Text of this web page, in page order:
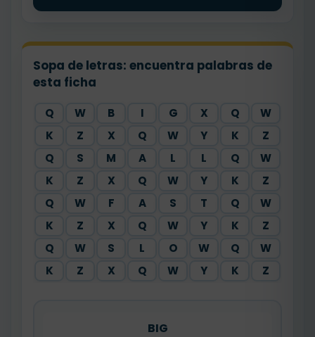
Sopa de letras: encuentra palabras de
esta ficha
Q W B I G X Q
W
K
Z X Q W Y K
Z
Q
S M A L L Q
W
K
Z X Q W Y K
Z
Q
W F A S T Q
W
K
Z X Q W Y K
Z
Q
W S L O W Q
W
K
Z X Q W Y K Z
BIG